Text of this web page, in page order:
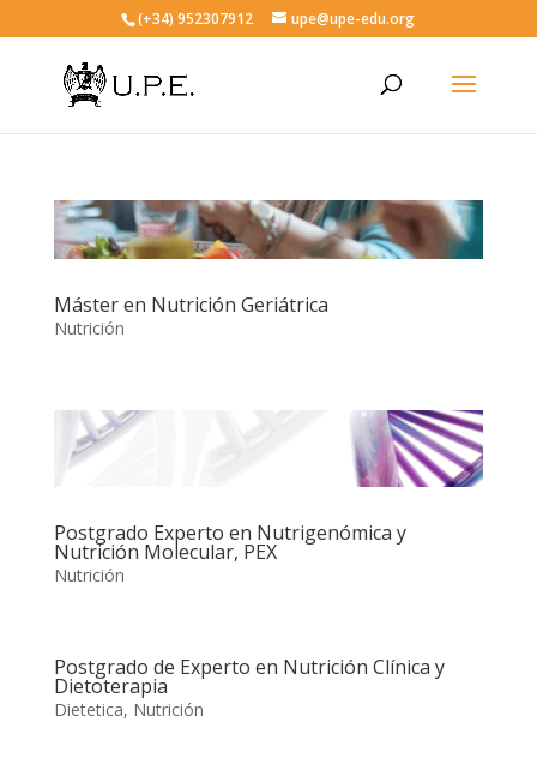
(+34) 952307912 upe@upe-edu.org
Máster en Nutrición Geriátrica
Nutrición
Postgrado Experto en Nutrigenómica y
Nutrición Molecular, PEX
Nutrición
Postgrado de Experto en Nutrición Clínica y
Dietoterapia
Dietetica, Nutrición